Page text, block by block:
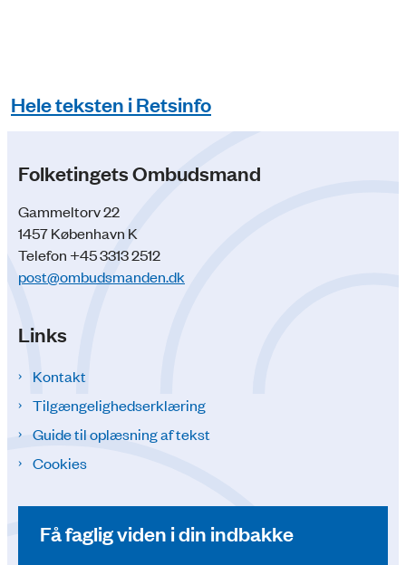
Hele teksten i Retsinfo
Folketingets Ombudsmand
Gammeltorv 22
1457 København K
Telefon +45 3313 2512
post@ombudsmanden.dk
Links
Kontakt
Tilgængelighedserklæring
Guide til oplæsning af tekst
Cookies
Få faglig viden i din indbakke